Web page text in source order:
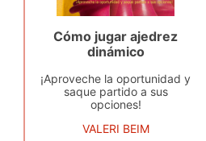
Cómo jugar ajedrez
dinámico
¡Aproveche la oportunidad y
saque partido a sus
opciones!
VALERI BEIM